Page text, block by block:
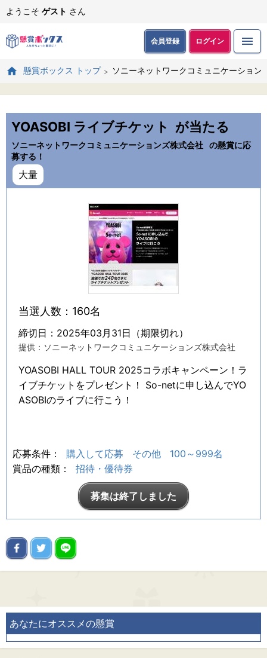
ようこそ ゲスト さん
会員登録 ログイン
懸賞ボックス トップ ソニーネットワークコミュニケーション
YOASOBI ライブチケット が当たる
ソニーネットワークコミュニケーションズ株式会社 の懸賞に応
募する！
大量
当選人数：160名
締切日：2025年03月31日（期限切れ）
提供：ソニーネットワークコミュニケーションズ株式会社
YOASOBI HALL TOUR 2025コラボキャンペーン！ラ
イブチケットをプレゼント！ So-netに申し込んでYO
ASOBIのライブに行こう！
応募条件： 購入して応募 その他
100～999名
賞品の種類：
招待・優待券
募集は終了しました
あなたにオススメの懸賞